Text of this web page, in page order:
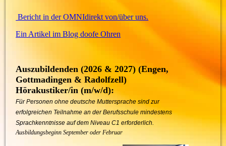
Bericht in der OMNIdirekt von/über uns.
Ein Artikel im Blog doofe Ohren
Auszubildenden (2026 & 2027) (Engen,
Gottmadingen & Radolfzell)
Hörakustiker/in (m/w/d):
Für Personen ohne deutsche Muttersprache sind zur
erfolgreichen Teilnahme an der Berufsschule mindestens
Sprachkenntnisse auf dem Niveau C1 erforderlich.
Ausbildungsbeginn September oder Februar